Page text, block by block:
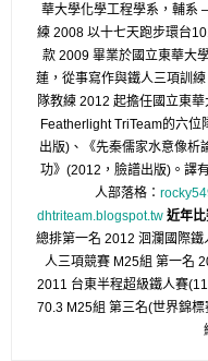
華大學化學工程學系，輔系
練 2008 以十七天跑步環台
款 2009 畢業於國立東華大
蓮，從事寫作與鐵人三項訓
隊教練 2012 起擔任國立東
Featherlight TriTeam的六
出版)、《先秦儒家水意像析
功》(2012，臉譜出版)。譯
人部落格：
dhtriteam.blogspot.tw 近年
總排第一名 2012 洄瀾國際
人三項競賽 M25組 第一名
2011 台東半程超級鐵人賽
70.3 M25組 第三名(世界錦